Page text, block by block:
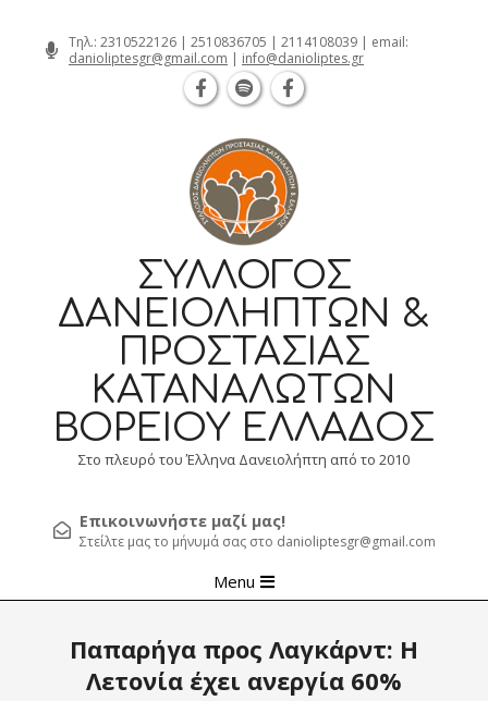
Τηλ.: 2310522126 | 2510836705 | 2114108039 | email:
danioliptesgr@gmail.com | info@danioliptes.gr
ΣΎΛΛΟΓΟΣ
ΔΑΝΕΙΟΛΗΠΤΏΝ &
ΠΡΟΣΤΑΣΊΑΣ
ΚΑΤΑΝΑΛΩΤΏΝ
ΒΟΡΕΊΟΥ ΕΛΛΆΔΟΣ
Στο πλευρό του Έλληνα Δανειολήπτη από το 2010
Επικοινωνήστε μαζί μας!
Στείλτε μας το μήνυμά σας στο danioliptesgr@gmail.com
Navigation
Menu
Παπαρήγα προς Λαγκάρντ: Η
Λετονία έχει ανεργία 60%